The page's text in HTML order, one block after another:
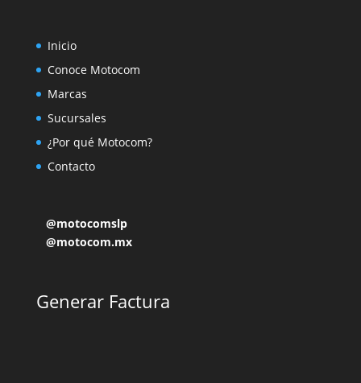
Inicio
Conoce Motocom
Marcas
Sucursales
¿Por qué Motocom?
Contacto
@motocomslp
@motocom.mx
Generar Factura